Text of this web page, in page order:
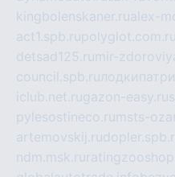
kingbolenskaner.rualex-
act1.spb.rupolyglot.com.ru
detsad125.ru mir-
council.spb.ru
iclub.net.rugazon-easy.ru
pylesostineco.ru msts-
artemovskij.ru
ndm.msk.ru